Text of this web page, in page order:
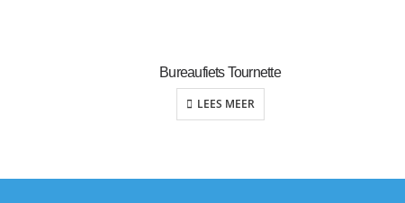
Bureaufiets Tournette
LEES MEER